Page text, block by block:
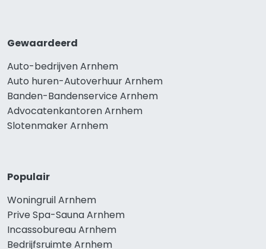
Gewaardeerd
Auto-bedrijven Arnhem
Auto huren-Autoverhuur Arnhem
Banden-Bandenservice Arnhem
Advocatenkantoren Arnhem
Slotenmaker Arnhem
Populair
Woningruil Arnhem
Prive Spa-Sauna Arnhem
Incassobureau Arnhem
Bedrijfsruimte Arnhem